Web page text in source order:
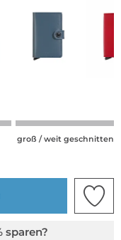
groß / weit geschnitten
sparen?